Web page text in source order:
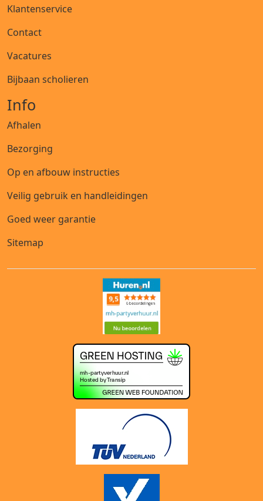
Klantenservice
Contact
Vacatures
Bijbaan scholieren
Info
Afhalen
Bezorging
Op en afbouw instructies
Veilig gebruik en handleidingen
Goed weer garantie
Sitemap